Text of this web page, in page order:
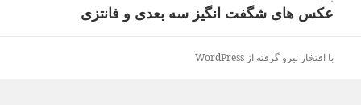
نوشته
عکس های شگفت انگیز سه بعدی و فانتزی
با افتخار نیرو گرفته از WordPress